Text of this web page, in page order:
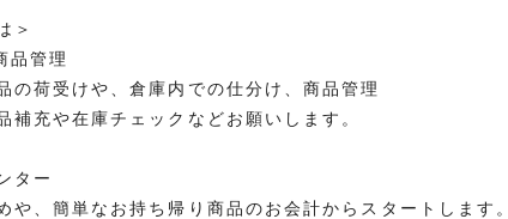
＞
品管理
の荷受けや、倉庫内での仕分け、商品管理
補充や在庫チェックなどお願いします。
ター
や、簡単なお持ち帰り商品のお会計からスタートします。